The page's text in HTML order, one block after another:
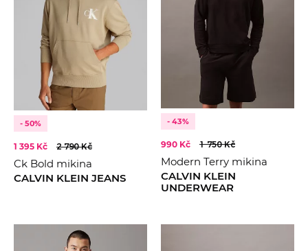
- 50%
1 395 Kč 2 790 Kč
Ck Bold mikina
CALVIN KLEIN JEANS
- 43%
990 Kč 1 750 Kč
Modern Terry mikina
CALVIN KLEIN
UNDERWEAR